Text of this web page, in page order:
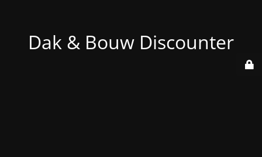
Dak & Bouw Discounter